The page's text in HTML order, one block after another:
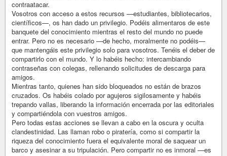
contraatacar.
Vosotros con acceso a estos recursos —estudiantes, bibliotecarios,
científicos—, os han dado un privilegio. Podéis alimentaros de este
banquete del conocimiento mientras el resto del mundo no puede
entrar. Pero no es necesario —de hecho, moralmente no podéis—
que mantengáis este privilegio solo para vosotros. Tenéis el deber de
compartirlo con el mundo. Y lo habéis hecho: intercambiando
contraseñas con colegas, rellenando solicitudes de descarga para
amigos.
Mientras tanto, quienes han sido bloqueados no están de brazos
cruzados. Os habéis colado por agujeros sigilosamente y habéis
trepando vallas, liberando la información encerrada por las editoriales
y compartiéndola con vuestros amigos.
Pero todas estas acciones se llevan a cabo en la oscura y oculta
clandestinidad. Las llaman robo o piratería, como si compartir la
riqueza del conocimiento fuera el equivalente moral de saquear un
barco y asesinar a su tripulación. Pero compartir no es inmoral —es